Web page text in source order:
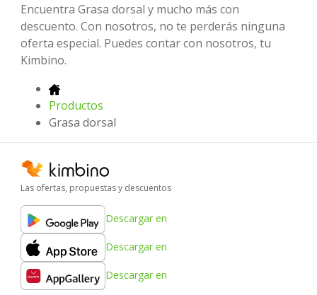
Encuentra Grasa dorsal y mucho más con
descuento. Con nosotros, no te perderás ninguna
oferta especial. Puedes contar con nosotros, tu
Kimbino.
Productos
Grasa dorsal
Las ofertas, propuestas y descuentos
Descargar en
Descargar en
Descargar en